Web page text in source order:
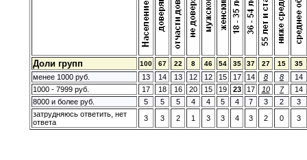
Доли групп 100 67 22 8 46 54 35 37 27 15 35
менее 1000 руб. 13 14 13 12 12 15 17 14 8 8
14
1000 - 7999 руб.
17 18 16 20 15 19 23 17 10 7
14
8000 и более руб.
5 5 5 4 4 5 4 7 3 2
3
затрудняюсь ответить, нет
ответа
3 3 2 1 3 3 4 3 2 0 3